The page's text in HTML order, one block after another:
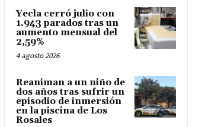
Yecla cerró julio con
1.943 parados tras un
aumento mensual del
2,59%
4 agosto 2026
Reaniman a un niño de
dos años tras sufrir un
episodio de inmersión
en la piscina de Los
Rosales